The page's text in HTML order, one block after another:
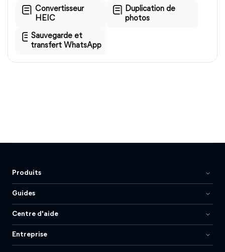
Convertisseur
HEIC
Duplication de
photos
Sauvegarde et
transfert WhatsApp
Produits
Guides
Centre d'aide
Entreprise